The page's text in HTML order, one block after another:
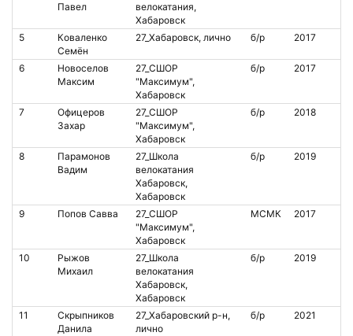
Павел
велокатания,
Хабаровск
5
Коваленко
Семён
27_Хабаровск, лично б/р 2017
6
Новоселов
Максим
27_СШОР
"Максимум",
Хабаровск
б/р 2017
7
Офицеров
Захар
27_СШОР
"Максимум",
Хабаровск
б/р 2018
8
Парамонов
Вадим
27_Школа
велокатания
Хабаровск,
Хабаровск
б/р 2019
9 Попов Савва
27_СШОР
"Максимум",
Хабаровск
МСМК 2017
10
Рыжов
Михаил
27_Школа
велокатания
Хабаровск,
Хабаровск
б/р 2019
11
Скрыпников
Данила
27_Хабаровский р-н,
лично
б/р 2021